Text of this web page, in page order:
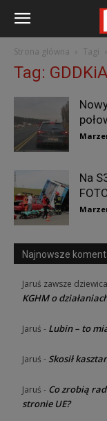
Strona główna Tagi
Tag:
Na
Najnowsze
Jaruś zawsze dziewica
KGHM o
Jaruś - Lubin – to
Jaruś - Skosił
Jaruś - Co zrobią
stronie UE?